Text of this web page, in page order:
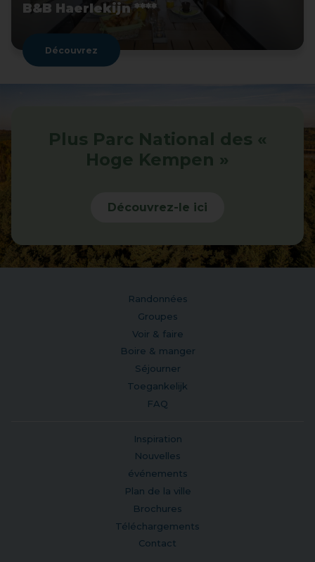
B&B Haerlekijn ****
Découvrez
Plus Parc National des «
Hoge Kempen »
Découvrez-le ici
Randonnées
Groupes
Voir & faire
Boire & manger
Séjourner
Toegankelijk
FAQ
Inspiration
Nouvelles
événements
Plan de la ville
Brochures
Téléchargements
Contact